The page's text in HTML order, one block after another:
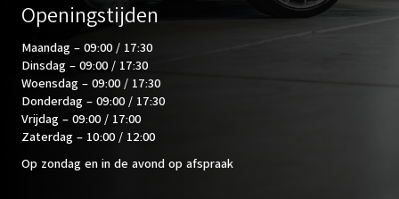
Openingstijden
Maandag – 09:00 / 17:30
Dinsdag – 09:00 / 17:30
Woensdag – 09:00 / 17:30
Donderdag – 09:00 / 17:30
Vrijdag – 09:00 / 17:00
Zaterdag – 10:00 / 12:00
Op zondag en in de avond op afspraak